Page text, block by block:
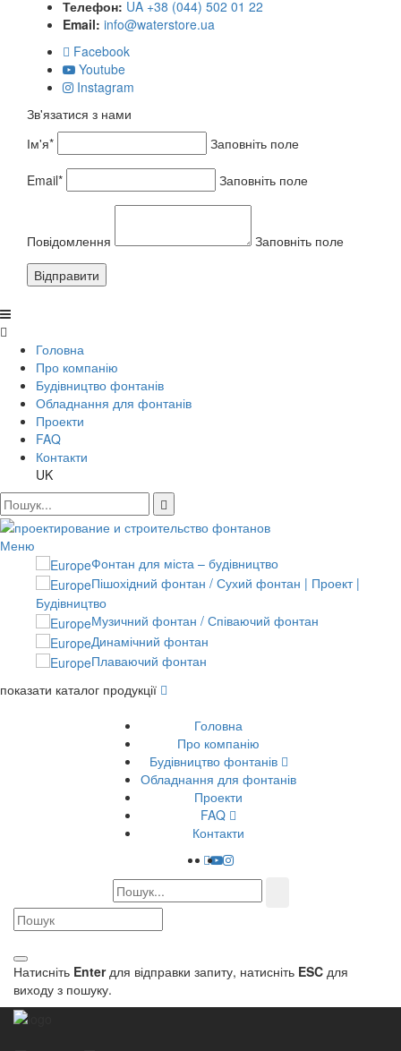
Телефон: UA +38 (044) 502 01 22
Email: info@waterstore.ua
Facebook
Youtube
Instagram
Зв'язатися з нами
Ім'я*
Заповніть поле
Email* Заповніть поле
Повідомлення
Заповніть поле
Відправити
Головна
Про компанію
Будівництво фонтанів
Обладнання для фонтанів
Проекти
FAQ
Контакти
UK
Меню
Фонтан для міста – будівництво
Пішохідний фонтан / Сухий фонтан | Проект |
Будівництво
Музичний фонтан / Співаючий фонтан
Динамічний фонтан
Плаваючий фонтан
показати каталог продукції
Головна
Про компанію
Будівництво фонтанів
Обладнання для фонтанів
Проекти
FAQ
Контакти
Натисніть Enterдля відправки запиту, натисніть ESC для
виходу з пошуку.